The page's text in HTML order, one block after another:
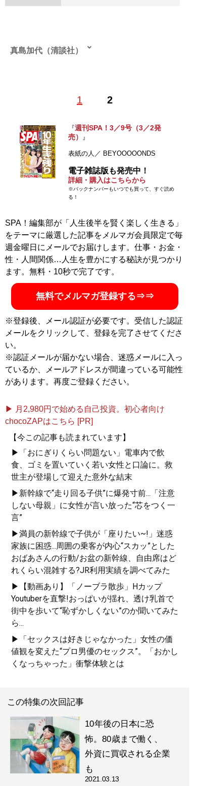
1 2
真島加代（清談社）
『週刊SPA！3／9号（3／2発
売）
』
表紙の人／ BEYOOOOONDS
電子雑誌版も発売中！
詳細・購入はこちらから
※バックナンバーもいつでも買って、すぐ読め
る！
SPA！編集部が「人生後半を賢く楽しく生きる」
をテーマに厳選した記事をメルマガ会員限定で毎
週金曜日にメールでお届けします。仕事・お金・
性・人間関係…人生を豊かにする秘訣が見つかり
ます。無料・10秒で完了です。
無料でメルマガ登録する⇒⇒
※登録後、メール認証が必要です。受信した認証
メールをクリックして、登録を完了させてくださ
い。
※認証メールが届かない場合、迷惑メールに入っ
ているか、メールアドレスが間違っている可能性
があります。再度ご登録ください。
▶ 月2,980円で始める自己投資。初心者向け
chocoZAPはこちら [PR]
【今この記事も読まれています】
▶「おにぎりくらい問題ない」電車内で飲
食、ゴミを置いていく若い女性と口論に。救
世主が登場して迎えた意外な結末
▶新幹線で“走り回る子供”に爆発寸前...「注意
しない母親」に女性が言い放った“芯をつく一
言”
▶満員の新幹線で子供が「座りたい~!」迷惑
家族に困惑...周囲の乗客が内心“スカッ”とした
おばあさんの行動/お盆の新幹線、自由席はど
れくらい混雑する?JR利用実績を調べてみた
▶【動画あり】「ノーブラ散歩」Hカップ
Youtuberを直撃!おっぱいが揺れ、透け乳首で
街中を歩いて“恥ずかしくない”のか聞いてみた
ら...
▶「セックスは好きじゃなかった」女性の価
値観を変えた“プロ男優のセックス”。「おかし
くなっちゃった」衝撃体験とは
この特集の次回記事
10年後の日本に恐
怖。80歳まで働く、
外資に買収される企業
も
2021.03.13